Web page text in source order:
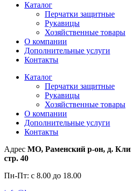
Каталог
Перчатки защитные
Рукавицы
Хозяйственные товары
О компании
Дополнительные услуги
Контакты
Каталог
Перчатки защитные
Рукавицы
Хозяйственные товары
О компании
Дополнительные услуги
Контакты
Адрес МО, Раменский р-он, д.
стр. 40
Пн-Пт: с 8.00 до 18.00